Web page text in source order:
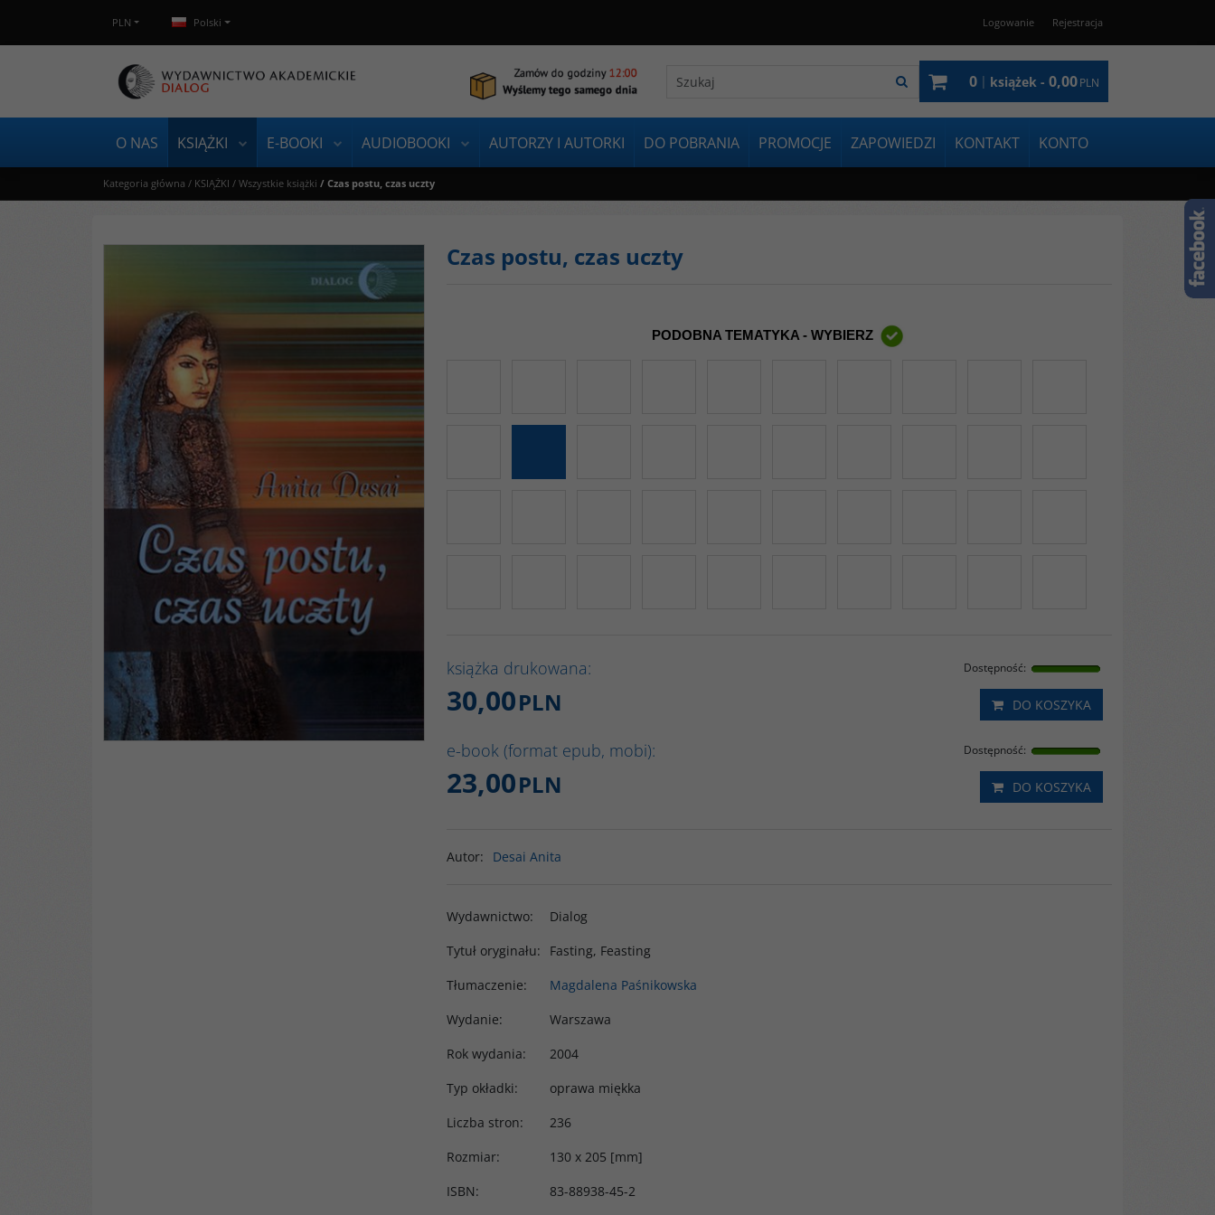
PLN Polski Logowanie Rejestracja
0 | książek - 0,00PLN
O NAS KSIĄŻKI E-BOOKI AUDIOBOOKI AUTORZY I AUTORKI DO POBRANIA PROMOCJE ZAPOWIEDZI KONTAKT KONTO
Kategoria główna / KSIĄŻKI / Wszystkie książki / Czas postu, czas uczty
Czas postu, czas uczty
PODOBNA TEMATYKA - WYBIERZ
książka drukowana: Dostępność:
30,00PLN DO KOSZYKA
e-book (format epub, mobi): Dostępność:
23,00PLN DO KOSZYKA
Autor: Desai Anita
Wydawnictwo:
Dialog
Tytuł oryginału:
Fasting, Feasting
Tłumaczenie:
Magdalena Paśnikowska
Wydanie:
Warszawa
Rok wydania:
2004
Typ okładki:
oprawa miękka
Liczba stron:
236
Rozmiar:
130 x 205 [mm]
ISBN: 83-88938-45-2